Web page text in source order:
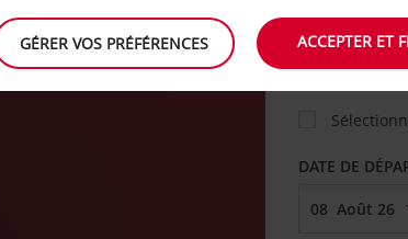
AGENCE DE
DATE DE
GÉRER VOS PRÉFÉRENCES ACCEPTER ET